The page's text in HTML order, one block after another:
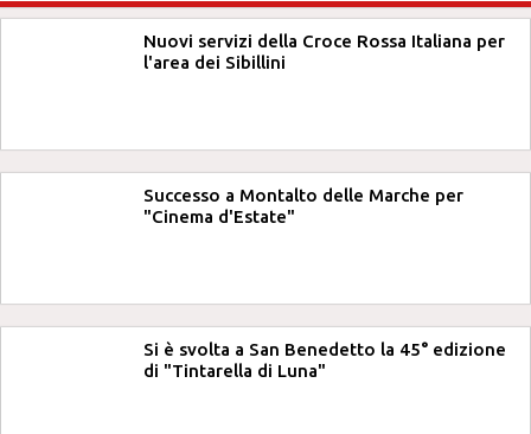
Nuovi servizi della Croce Rossa Italiana per
l'area dei Sibillini
Successo a Montalto delle Marche per
"Cinema d'Estate"
Si è svolta a San Benedetto la 45° edizione
di "Tintarella di Luna"